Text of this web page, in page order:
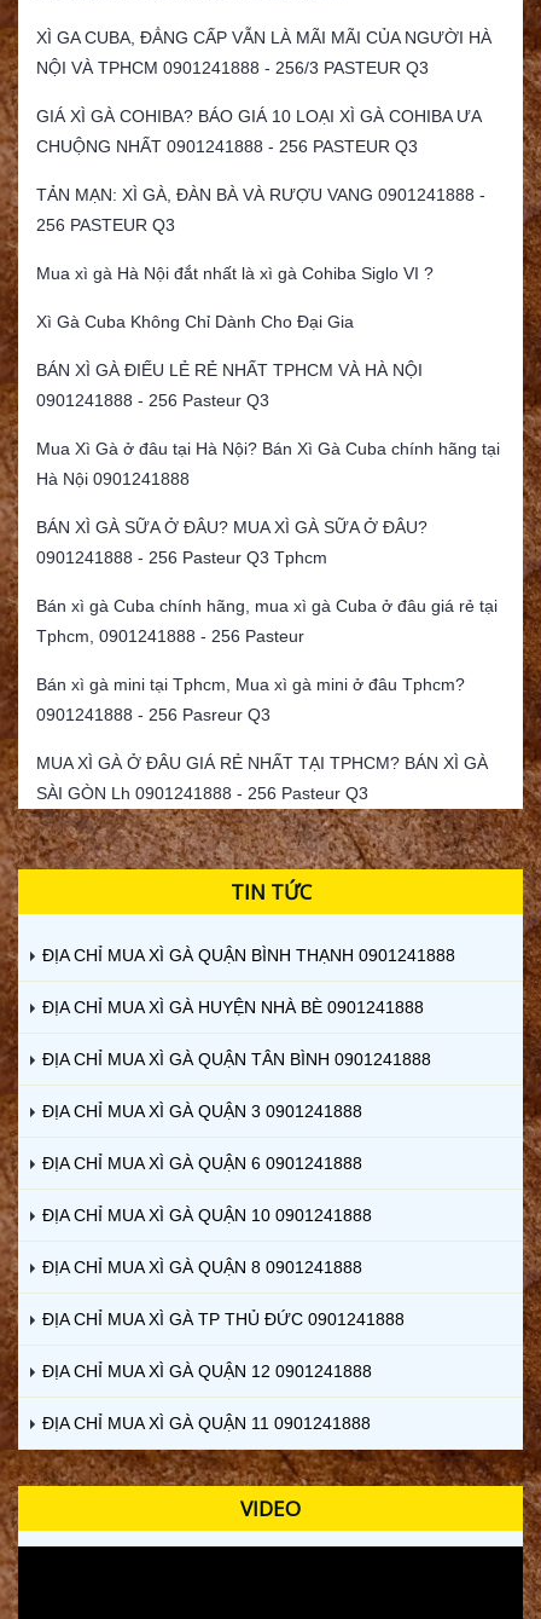
XÌ GA CUBA, ĐẲNG CẤP VẪN LÀ MÃI MÃI CỦA NGƯỜI HÀ
NỘI VÀ TPHCM 0901241888 - 256/3 PASTEUR Q3
GIÁ XÌ GÀ COHIBA? BÁO GIÁ 10 LOẠI XÌ GÀ COHIBA ƯA
CHUỘNG NHẤT 0901241888 - 256 PASTEUR Q3
TẢN MẠN: XÌ GÀ, ĐÀN BÀ VÀ RƯỢU VANG 0901241888 -
256 PASTEUR Q3
Mua xì gà Hà Nội đắt nhất là xì gà Cohiba Siglo VI ?
Xì Gà Cuba Không Chỉ Dành Cho Đại Gia
BÁN XÌ GÀ ĐIẾU LẺ RẺ NHẤT TPHCM VÀ HÀ NỘI
0901241888 - 256 Pasteur Q3
Mua Xì Gà ở đâu tại Hà Nội? Bán Xì Gà Cuba chính hãng tại
Hà Nội 0901241888
BÁN XÌ GÀ SỮA Ở ĐÂU? MUA XÌ GÀ SỮA Ở ĐÂU?
0901241888 - 256 Pasteur Q3 Tphcm
Bán xì gà Cuba chính hãng, mua xì gà Cuba ở đâu giá rẻ tại
Tphcm, 0901241888 - 256 Pasteur
Bán xì gà mini tại Tphcm, Mua xì gà mini ở đâu Tphcm?
0901241888 - 256 Pasreur Q3
MUA XÌ GÀ Ở ĐÂU GIÁ RẺ NHẤT TẠI TPHCM? BÁN XÌ GÀ
SÀI GÒN Lh 0901241888 - 256 Pasteur Q3
TIN TỨC
ĐỊA CHỈ MUA XÌ GÀ QUẬN BÌNH THẠNH 0901241888
ĐỊA CHỈ MUA XÌ GÀ HUYỆN NHÀ BÈ 0901241888
ĐỊA CHỈ MUA XÌ GÀ QUẬN TÂN BÌNH 0901241888
ĐỊA CHỈ MUA XÌ GÀ QUẬN 3 0901241888
ĐỊA CHỈ MUA XÌ GÀ QUẬN 6 0901241888
ĐỊA CHỈ MUA XÌ GÀ QUẬN 10 0901241888
ĐỊA CHỈ MUA XÌ GÀ QUẬN 8 0901241888
ĐỊA CHỈ MUA XÌ GÀ TP THỦ ĐỨC 0901241888
ĐỊA CHỈ MUA XÌ GÀ QUẬN 12 0901241888
ĐỊA CHỈ MUA XÌ GÀ QUẬN 11 0901241888
VIDEO